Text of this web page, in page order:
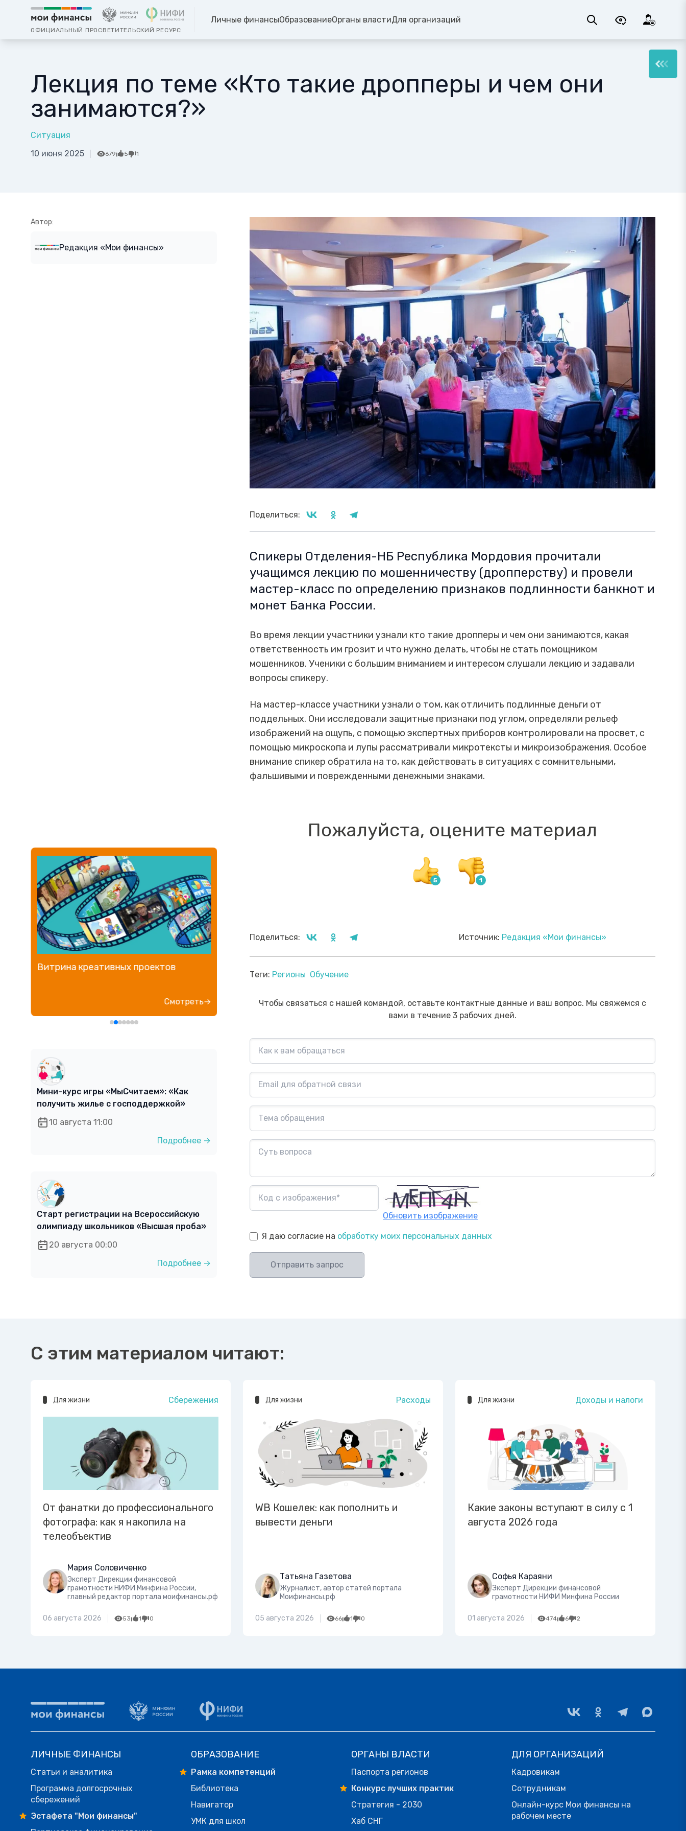
ОФИЦИАЛЬНЫЙ ПРОСВЕТИТЕЛЬСКИЙ РЕСУРС
Личные финансыОбразованиеОрганы властиДля организаций
Лекция по теме «Кто такие дропперы и чем они
занимаются?»
Ситуация
10 июня 2025
679 5 1
Автор:
Редакция «Мои финансы»
Поделиться:
Спикеры Отделения-НБ Республика Мордовия прочитали
учащимся лекцию по мошенничеству (дропперству) и провели
мастер-класс по определению признаков подлинности банкнот и
монет Банка России.
Во время лекции участники узнали кто такие дропперы и чем они занимаются, какая
ответственность им грозит и что нужно делать, чтобы не стать помощником
мошенников. Ученики с большим вниманием и интересом слушали лекцию и задавали
вопросы спикеру.
На мастер-классе участники узнали о том, как отличить подлинные деньги от
поддельных. Они исследовали защитные признаки под углом, определяли рельеф
изображений на ощупь, с помощью экспертных приборов контролировали на просвет, с
помощью микроскопа и лупы рассматривали микротексты и микроизображения. Особое
внимание спикер обратила на то, как действовать в ситуациях с сомнительными,
фальшивыми и поврежденными денежными знаками.
Пожалуйста, оцените материал
Поделиться: Источник: Редакция «Мои финансы»
Теги: Регионы Обучение
Чтобы связаться с нашей командой, оставьте контактные данные и ваш вопрос. Мы свяжемся с
вами в течение 3 рабочих дней.
Обновить изображение
Я даю согласие на обработку моих персональных данных
Отправить запрос
Витрина креативных проектов
Смотреть→
Финансовый блогер»
Посмотреть→ Посмотреть→
Мини-курс игры «МыСчитаем»: «Как
получить жилье с господдержкой»
10 августа 11:00
Подробнее →
Старт регистрации на Всероссийскую
олимпиаду школьников «Высшая проба»
20 августа 00:00
Подробнее →
С этим материалом читают:
Для жизни Сбережения
От фанатки до профессионального
фотографа: как я накопила на
телеобъектив
Мария Соловиченко
Эксперт Дирекции финансовой
грамотности НИФИ Минфина России,
главный редактор портала моифинансы.рф
06 августа 2026 53 1 0
Для жизни Расходы
WB Кошелек: как пополнить и
вывести деньги
Татьяна Газетова
Журналист, автор статей портала
Моифинансы.рф
05 августа 2026 66 1 0
Для жизни Доходы и налоги
Какие законы вступают в силу с 1
августа 2026 года
Софья Караяни
Эксперт Дирекции финансовой
грамотности НИФИ Минфина России
01 августа 2026 474 6 2
ЛИЧНЫЕ ФИНАНСЫ
Статьи и аналитика
Программа долгосрочных
сбережений
Эстафета "Мои финансы"
ОБРАЗОВАНИЕ
Рамка компетенций
Библиотека
Навигатор
УМК для школ
ОРГАНЫ ВЛАСТИ
Паспорта регионов
Конкурс лучших практик
Стратегия - 2030
Хаб СНГ
ДЛЯ ОРГАНИЗАЦИЙ
Кадровикам
Сотрудникам
Онлайн-курс Мои финансы на
рабочем месте